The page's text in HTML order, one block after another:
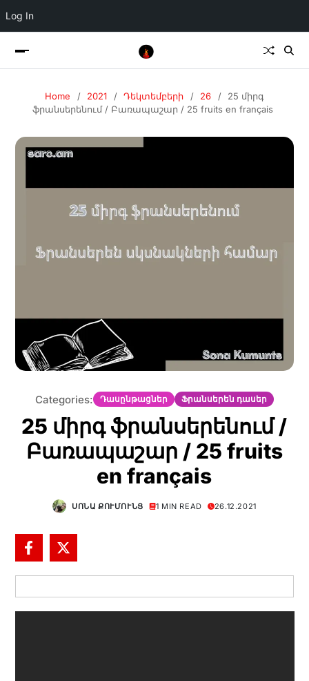
Log In
Home 2021 Դեկտեմբերի 26
25 միրգ
ֆրանսերենում / Բառապաշար / 25 fruits en français
Categories: Դասընթացներ Ֆրանսերեն դասեր
25 միրգ ֆրանսերենում /
Բառապաշար / 25 fruits
en français
ՍՈՆԱ ՔՈՒՄՈՒՆՑ 1 MIN READ 26.12.2021